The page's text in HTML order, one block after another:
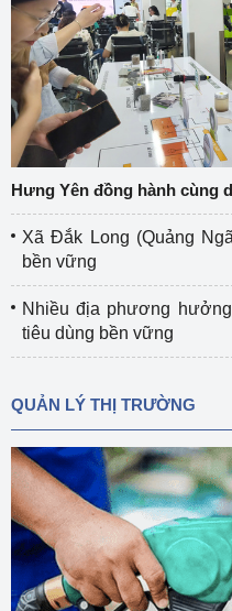
Hưng Yên đồng hành cùng
Xã Đắk Long (Quảng
bền vững
Nhiều địa phương
tiêu dùng bền vững
QUẢN LÝ THỊ TRƯỜNG